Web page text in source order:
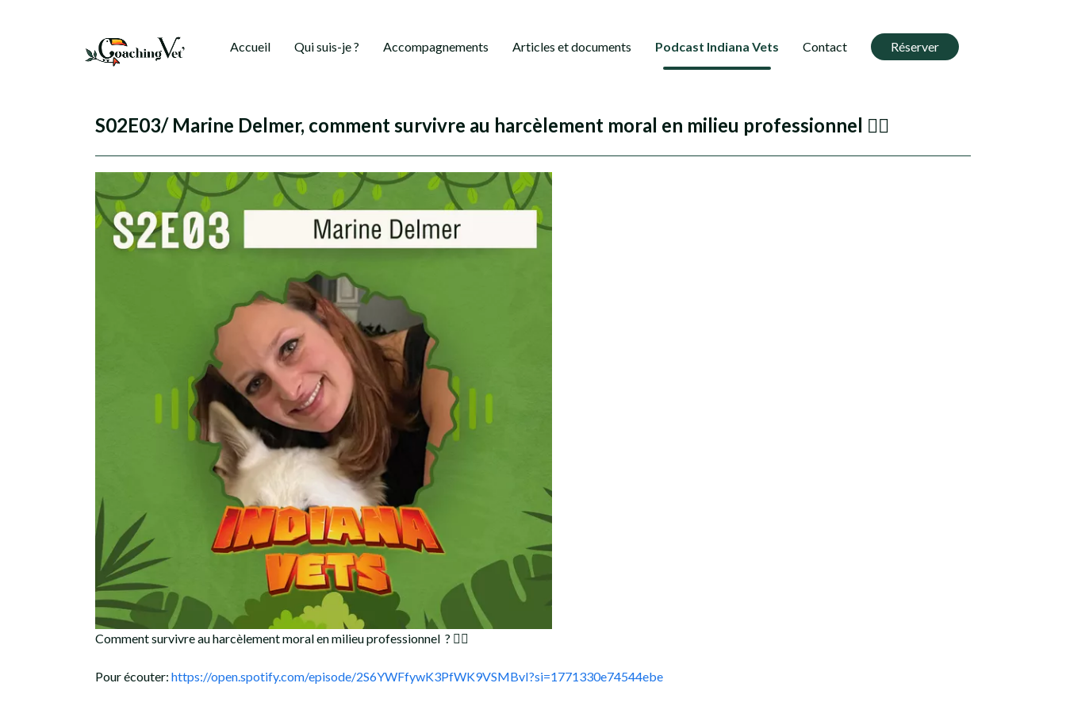
Accueil Qui suis-je ? Accompagnements Articles et documents Podcast Indiana Vets Contact Réserver
S02E03/ Marine Delmer, comment survivre au harcèlement moral en milieu professionnel ✊🏼
Comment survivre au harcèlement moral en milieu professionnel ? ✊🏼
Pour écouter: https://open.spotify.com/episode/2S6YWFfywK3PfWK9VSMBvI?si=1771330e74544ebe